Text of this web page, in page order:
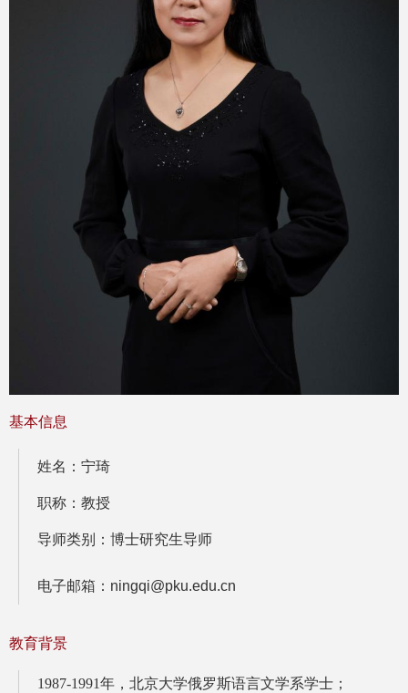
基本信息
姓名：宁琦
职称：教授
导师类别：博士研究生导师
电子邮箱：ningqi@pku.edu.cn
教育背景
1987-1991年， 北京大学俄罗斯语言文学系学士；